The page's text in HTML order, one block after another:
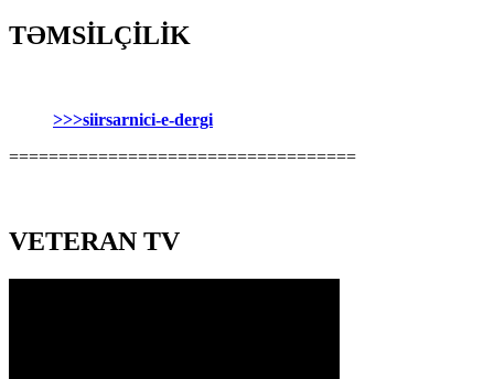
TƏMSİLÇİLİK
>>>siirsarnici-e-dergi
===================================
VETERAN TV